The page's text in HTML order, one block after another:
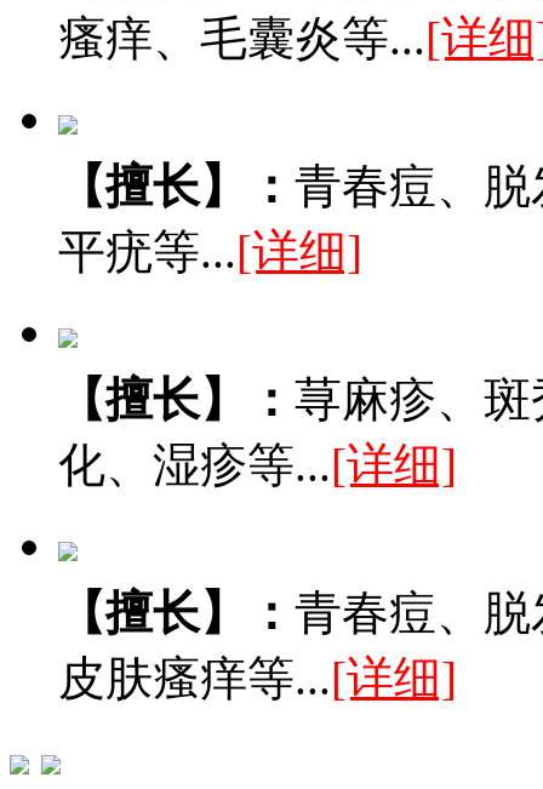
瘙痒、毛囊炎等...[详
【擅长】： 青春痘、
平疣等...[详细]
【擅长】： 荨麻疹、
化、湿疹等...[详细]
【擅长】： 青春痘、
皮肤瘙痒等...[详细]